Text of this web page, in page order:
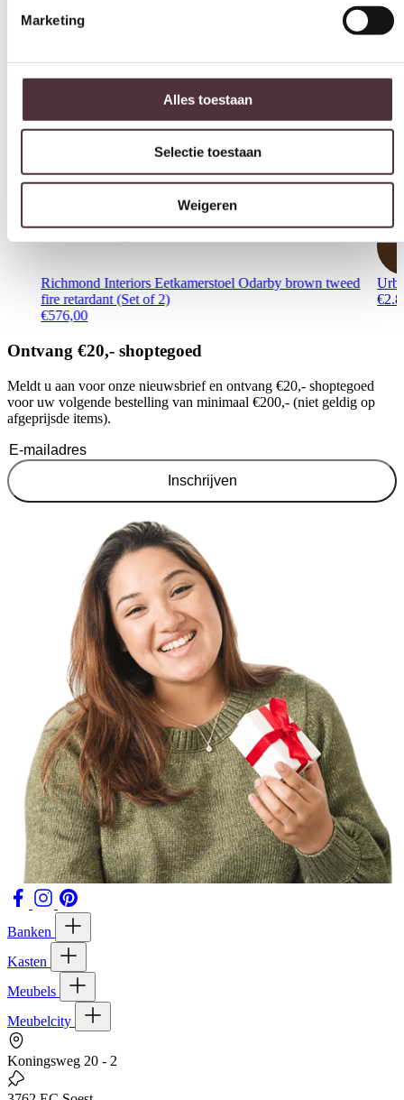
Richmond Interiors Eetkamerstoel Odarby brown tweed
fire retardant (Set of 2)
€576,00
€
Ontvang €20,- shoptegoed
Meldt u aan voor onze nieuwsbrief en ontvang €20,- shoptegoed
voor uw volgende bestelling van minimaal €200,- (niet geldig op
afgeprijsde items).
Inschrijven
Banken
Kasten
Meubels
Meubelcity
Koningsweg 20 - 2